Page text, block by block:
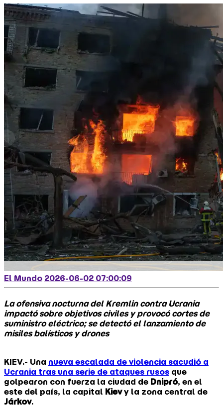
El Mundo 2026-06-02 07:00:09
La ofensiva nocturna del Kremlin contra Ucrania
impactó sobre objetivos civiles y provocó cortes de
suministro eléctrico; se detectó el lanzamiento de
misiles balísticos y drones
KIEV.- Una nueva escalada de violencia sacudió a
Ucrania tras una serie de ataques rusos que
golpearon con fuerza la ciudad de Dnipró, en el
este del país, la capital Kievy la zona central de
Járkov.